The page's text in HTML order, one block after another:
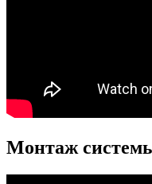
Монтаж